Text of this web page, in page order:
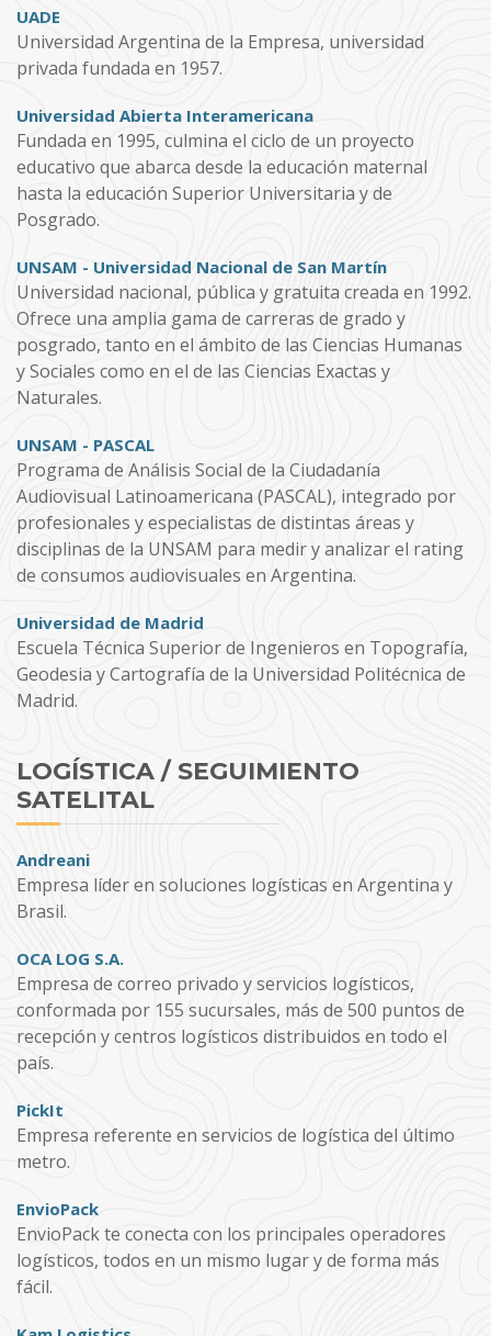
UADE
Universidad Argentina de la Empresa, universidad
privada fundada en 1957.
Universidad Abierta Interamericana
Fundada en 1995, culmina el ciclo de un proyecto
educativo que abarca desde la educación maternal
hasta la educación Superior Universitaria y de
Posgrado.
UNSAM - Universidad Nacional de San Martín
Universidad nacional, pública y gratuita creada en 1992.
Ofrece una amplia gama de carreras de grado y
posgrado, tanto en el ámbito de las Ciencias Humanas
y Sociales como en el de las Ciencias Exactas y
Naturales.
UNSAM - PASCAL
Programa de Análisis Social de la Ciudadanía
Audiovisual Latinoamericana (PASCAL), integrado por
profesionales y especialistas de distintas áreas y
disciplinas de la UNSAM para medir y analizar el rating
de consumos audiovisuales en Argentina.
Universidad de Madrid
Escuela Técnica Superior de Ingenieros en Topografía,
Geodesia y Cartografía de la Universidad Politécnica de
Madrid.
LOGÍSTICA / SEGUIMIENTO
SATELITAL
Andreani
Empresa líder en soluciones logísticas en Argentina y
Brasil.
OCA LOG S.A.
Empresa de correo privado y servicios logísticos,
conformada por 155 sucursales, más de 500 puntos de
recepción y centros logísticos distribuidos en todo el
país.
PickIt
Empresa referente en servicios de logística del último
metro.
EnvioPack
EnvioPack te conecta con los principales operadores
logísticos, todos en un mismo lugar y de forma más
fácil.